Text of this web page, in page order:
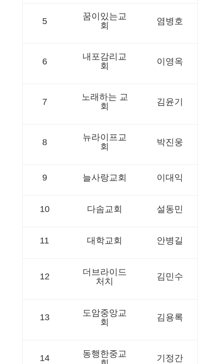
5
꿈이있는교
회
염병호
6
내포감리교
회
이영옥
7
노래하는 교
회
김윤기
8
뉴라이프교
회
박진웅
9 늘사랑교회 이대익
10 다솜교회 설동민
11 대학교회 안병길
12
더브라이드
처치
김민수
13
도암중앙교
회
김용록
14
동행한중교
기정간